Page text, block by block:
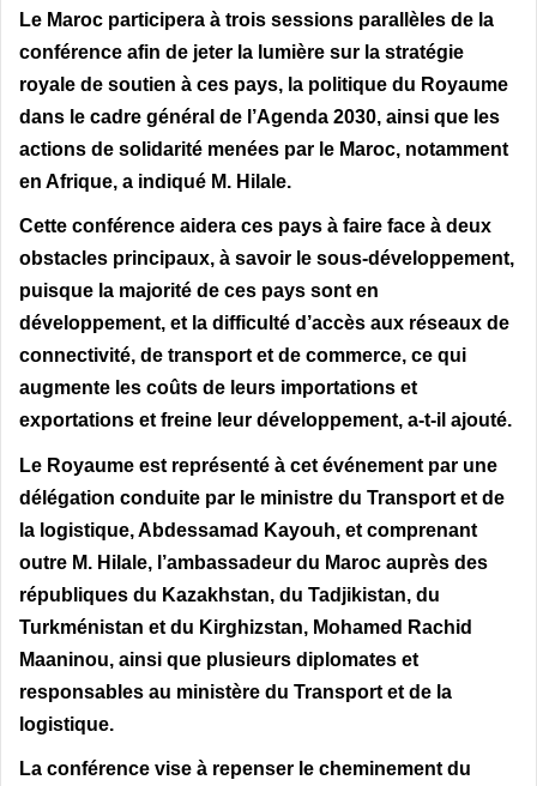
Le Maroc participera à trois sessions parallèles de la
conférence afin de jeter la lumière sur la stratégie
royale de soutien à ces pays, la politique du Royaume
dans le cadre général de l’Agenda 2030, ainsi que les
actions de solidarité menées par le Maroc, notamment
en Afrique, a indiqué M. Hilale.
Cette conférence aidera ces pays à faire face à deux
obstacles principaux, à savoir le sous-développement,
puisque la majorité de ces pays sont en
développement, et la difficulté d’accès aux réseaux de
connectivité, de transport et de commerce, ce qui
augmente les coûts de leurs importations et
exportations et freine leur développement, a-t-il ajouté.
Le Royaume est représenté à cet événement par une
délégation conduite par le ministre du Transport et de
la logistique, Abdessamad Kayouh, et comprenant
outre M. Hilale, l’ambassadeur du Maroc auprès des
républiques du Kazakhstan, du Tadjikistan, du
Turkménistan et du Kirghizstan, Mohamed Rachid
Maaninou, ainsi que plusieurs diplomates et
responsables au ministère du Transport et de la
logistique.
La conférence vise à repenser le cheminement du